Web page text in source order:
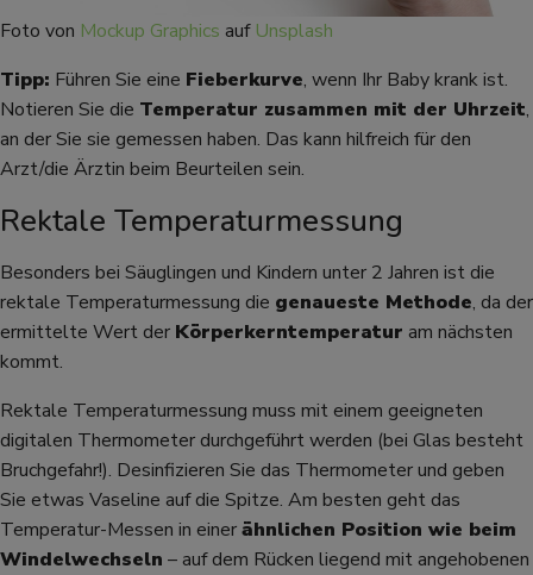
Foto von Mockup Graphics auf Unsplash
Tipp: Führen Sie eine Fieberkurve, wenn Ihr Baby krank ist.
Notieren Sie die Temperatur zusammen mit der Uhrzeit,
an der Sie sie gemessen haben. Das kann hilfreich für den
Arzt/die Ärztin beim Beurteilen sein.
Rektale Temperaturmessung
Besonders bei Säuglingen und Kindern unter 2 Jahren ist die
rektale Temperaturmessung die genaueste Methode, da der
ermittelte Wert der Körperkerntemperatur am nächsten
kommt.
Rektale Temperaturmessung muss mit einem geeigneten
digitalen Thermometer durchgeführt werden (bei Glas besteht
Bruchgefahr!). Desinfizieren Sie das Thermometer und geben
Sie etwas Vaseline auf die Spitze. Am besten geht das
Temperatur-Messen in einerähnlichen Position wie beim
Windelwechseln – auf dem Rücken liegend mit angehobenen